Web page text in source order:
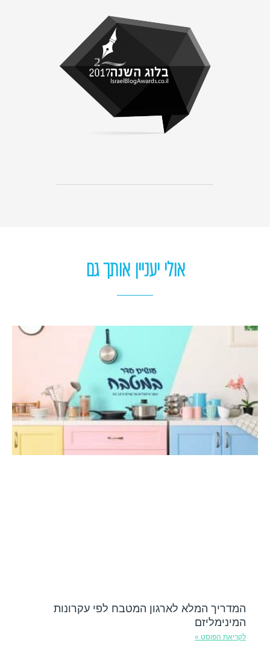
אולי יעניין אותך גם
המדריך המלא לארגון המטבח לפי עקרונות
המינימליזם
לקריאת הפוסט »